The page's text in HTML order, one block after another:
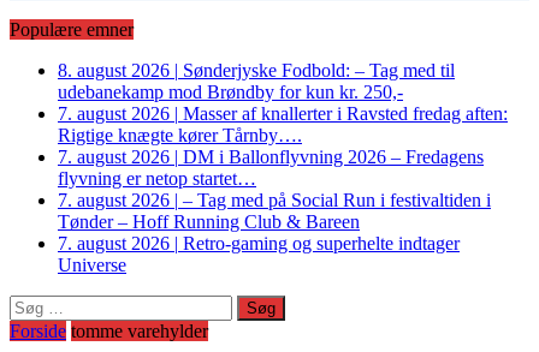
Populære emner
8. august 2026 | Sønderjyske Fodbold: – Tag med til
udebanekamp mod Brøndby for kun kr. 250,-
7. august 2026 | Masser af knallerter i Ravsted fredag aften:
Rigtige knægte kører Tårnby….
7. august 2026 | DM i Ballonflyvning 2026 – Fredagens
flyvning er netop startet…
7. august 2026 | – Tag med på Social Run i festivaltiden i
Tønder – Hoff Running Club & Bareen
7. august 2026 | Retro-gaming og superhelte indtager
Universe
Søg
efter:
Forside tomme varehylder